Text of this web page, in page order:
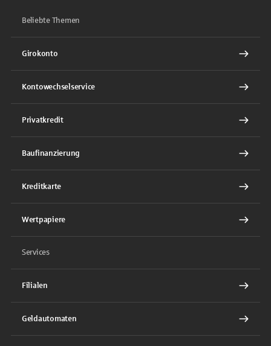
Beliebte Themen
Girokonto
Kontowechselservice
Privatkredit
Baufinanzierung
Kreditkarte
Wertpapiere
Services
Filialen
Geldautomaten